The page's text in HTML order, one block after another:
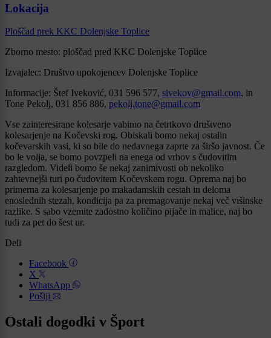
Lokacija
Ploščad prek KKC Dolenjske Toplice
Zborno mesto: ploščad pred KKC Dolenjske Toplice
Izvajalec: Društvo upokojencev Dolenjske Toplice
Informacije: Štef Iveković, 031 596 577, sivekov@gmail.com, in
Tone Pekolj, 031 856 886, pekolj.tone@gmail.com
Vse zainteresirane kolesarje vabimo na četrtkovo društveno
kolesarjenje na Kočevski rog. Obiskali bomo nekaj ostalin
kočevarskih vasi, ki so bile do nedavnega zaprte za širšo javnost. Če
bo le volja, se bomo povzpeli na enega od vrhov s čudovitim
razgledom. Videli bomo še nekaj zanimivosti ob nekoliko
zahtevnejši turi po čudovitem Kočevskem rogu. Oprema naj bo
primerna za kolesarjenje po makadamskih cestah in deloma
enoslednih stezah, kondicija pa za premagovanje nekaj več višinske
razlike. S sabo vzemite zadostno količino pijače in malice, naj bo
tudi za pet do šest ur.
Deli
Facebook
X
WhatsApp
Pošlji
Ostali dogodki v Šport